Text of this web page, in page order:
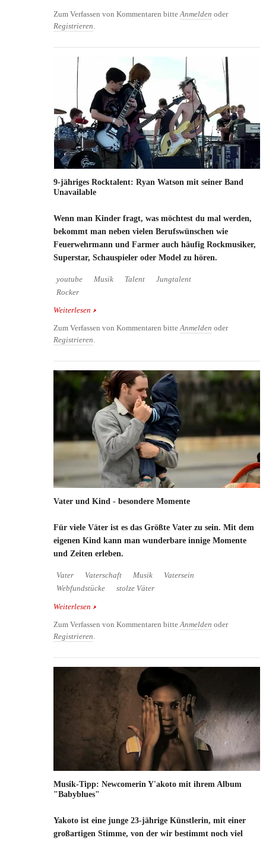
Zum Verfassen von Kommentaren bitteAnmelden oder
Registrieren.
9-jähriges Rocktalent: Ryan Watson mit seiner Band
Unavailable
Wenn man Kinder fragt, was möchtest du mal werden,
bekommt man neben vielen Berufswünschen wie
Feuerwehrmann und Farmer auch häufig Rockmusiker,
Superstar, Schauspieler oder Model zu hören.
youtube Musik Talent
Jungtalent
Rocker
Weiterlesen über 9-jähriges Rocktalent: Ryan Watson mit seiner
Zum Verfassen von Kommentaren bitteAnmelden oder
Registrieren.
Vater und Kind - besondere Momente
Für viele Väter ist es das Größte Vater zu sein. Mit dem
eigenen Kind kann man wunderbare innige Momente
und Zeiten erleben.
Vater Vaterschaft Musik
Vatersein
Webfundstücke
stolze Väter
Weiterlesen über Vater und Kind - besondere Momente
Zum Verfassen von Kommentaren bitte Anmelden oder
Registrieren
Musik-Tipp: Newcomerin Y'akoto mit ihrem Album
"Babyblues"
Yakoto ist eine junge 23-jährige Künstlerin, mit einer
großartigen Stimme, von der wir bestimmt noch viel